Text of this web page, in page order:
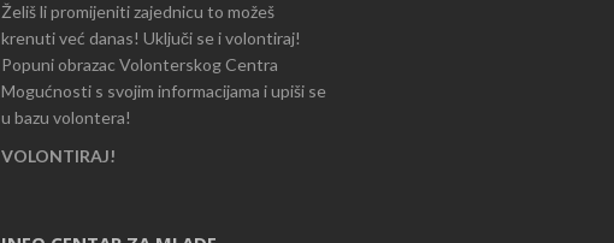
Želiš li promijeniti zajednicu to možeš
krenuti već danas! Uključi se i volontiraj!
Popuni obrazac Volonterskog Centra
Mogućnosti s svojim informacijama i upiši se
u bazu volontera!
VOLONTIRAJ!